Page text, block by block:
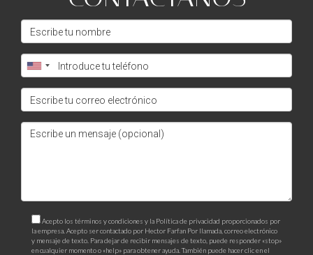
aclarar dudas sobre inversiones en pre-construcción, no
dudes en contactarme. Juntos construiremos tu éxito
Acepto los términos y condiciones y la Política de privacidad proporcionados por
la empresa. Acepto ser contactado por Hector Farfan Por llamada, correo electrónico
y mensaje de texto. Para dejar de recibir mensajes de texto, puede responder «stop»
en cualquier momento o «help» para obtener ayuda. También puede hacer clic en el